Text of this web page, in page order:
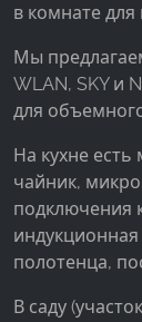
в комнате
Мы
WLAN, SKY и
для
На кухне
чайник,
подключения
индукционная
полотенца,
В саду
Name:
Сбор
сайта
Cookie
24 часа